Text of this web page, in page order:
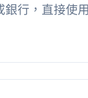
銀行，直接使